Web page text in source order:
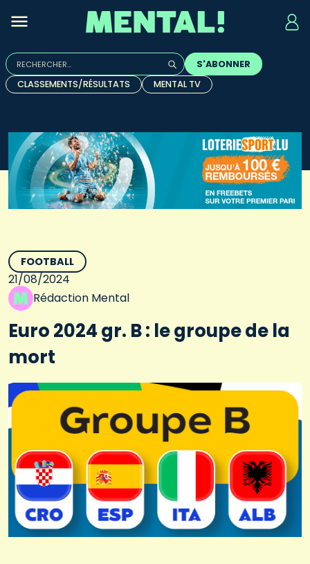
Rechercher :
Quand les résultats de l'auto-complétion sont
S'ABONNER
CLASSEMENTS/RÉSULTATS
MENTAL TV
FOOTBALL
21/08/2024
Rédaction Mental
Euro 2024 gr. B : le groupe de la
mort